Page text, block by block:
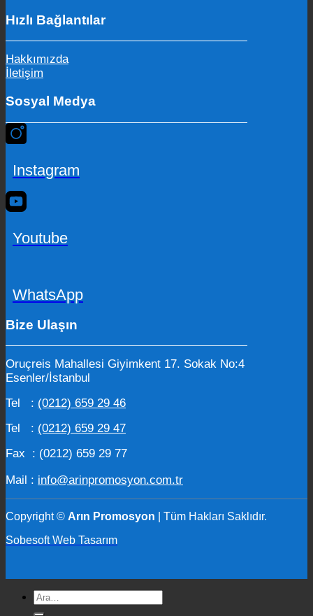
Hızlı Bağlantılar
Hakkımızda
İletişim
Sosyal Medya
Instagram
Youtube
WhatsApp
Bize Ulaşın
Oruçreis Mahallesi Giyimkent 17. Sokak No:4
Esenler/İstanbul
Tel : (0212) 659 29 46
Tel : (0212) 659 29 47
Fax : (0212) 659 29 77
Mail : info@arinpromosyon.com.tr
Copyright © Arın Promosyon
| Tüm Hakları Saklıdır.
Sobesoft Web Tasarım
Ara: